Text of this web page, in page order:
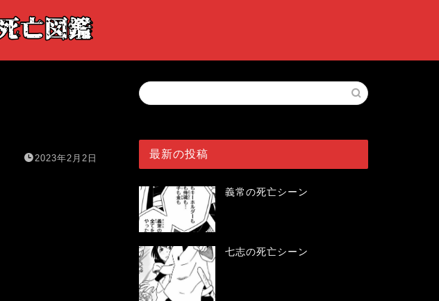
2023年2月2日 最新の投稿
義常の死亡シーン
七志の死亡シーン